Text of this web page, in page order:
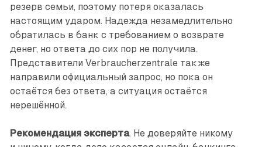
резерв семьи, поэтому потеря оказалась
настоящим ударом. Надежда незамедлительно
обратилась в банк с требованием о возврате
денег, но ответа до сих пор не получила.
Представители Verbraucherzentrale также
направили официальный запрос, но пока он
остаётся без ответа, а ситуация остаётся
нерешённой.
Рекомендация эксперта. Не доверяйте никому